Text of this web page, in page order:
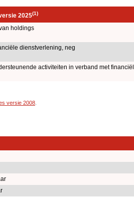
2025(1)
holdings
dienstverlening, neg
activiteiten in verband met
versie 2008